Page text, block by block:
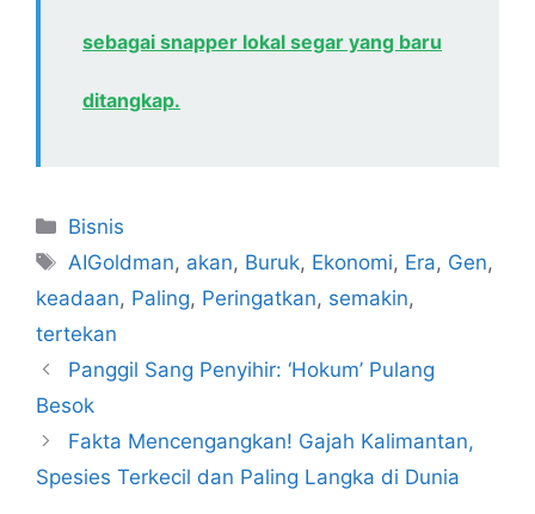
sebagai snapper lokal segar yang baru
ditangkap.
Kategori
Bisnis
Tag
AIGoldman, akan, Buruk, Ekonomi, Era, Gen,
keadaan, Paling, Peringatkan, semakin,
tertekan
Panggil Sang Penyihir: ‘Hokum’ Pulang
Besok
Fakta Mencengangkan! Gajah Kalimantan,
Spesies Terkecil dan Paling Langka di Dunia